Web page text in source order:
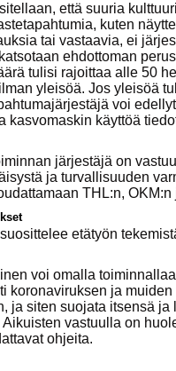
että suuria
kuten
tai vastaavia, ei
ehdottoman
tulisi rajoittaa alle 50
yleisöä. Jos yleisöä
voi
kasvomaskin käyttöä
järjestäjä on
ja turvallisuuden
THL:n,
etätyön
voi omalla
koronaviruksen ja
ja siten suojata itsensä
Aikuisten vastuulla on
ohjeita.